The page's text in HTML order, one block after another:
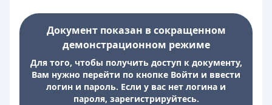
Документ показан в сокращенном
демонстрационном режиме
Для того, чтобы получить доступ к документу,
Вам нужно перейти по кнопке Войти и ввести
логин и пароль. Если у вас нет логина и
пароля, зарегистрируйтесь.